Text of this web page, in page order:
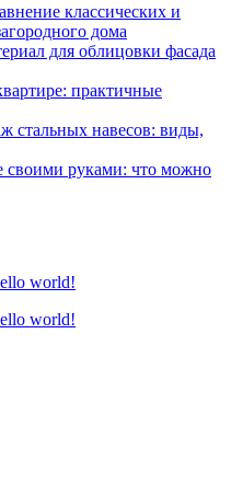
классических и
дома
для облицовки фасада
практичные
стальных навесов: виды,
своими руками: что можно
world!
world!